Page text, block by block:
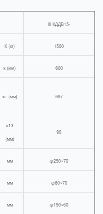
Ⅲ КДДВ15-
К (кг) 1500
к (мм) 600
кс (мм) 697
х13
(мм)
90
мм φ250×70
мм φ80×70
мм φ150×60